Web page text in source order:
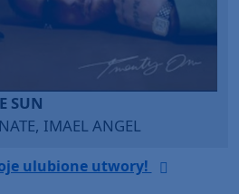
ITEDE
ulubione utwory!